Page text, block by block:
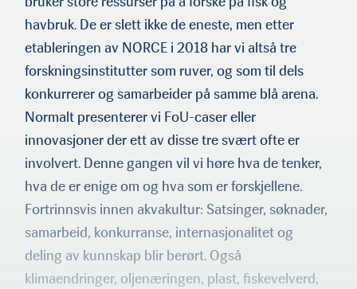
havbruk. De er slett ikke de eneste, men etter
etableringen av NORCE i 2018 har vi altså tre
forskningsinstitutter som ruver, og som til dels
konkurrerer og samarbeider på samme blå arena.
Normalt presenter­er vi FoU-caser eller
innovasjoner der ett av disse tre svært ofte er
involvert. Denne gangen vil vi høre hva de tenker,
hva de er enige om og hva som er forskjellene.
Fortrinnsvis innen akva­kultur: Satsinger, søknader,
samarbeid, konkurranse, internasjo­nalitet og
deling av kunnskap blir berørt. Også
klimaendringer, oljenæringen, plast, fiskevelverd,